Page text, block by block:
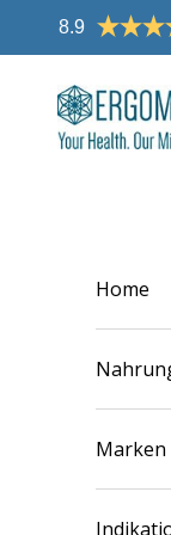
Zum Inhalt
8.9
Ergomax
Home
Marken